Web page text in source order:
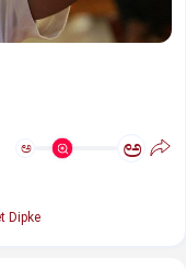
ಅ ಅ
Dipke